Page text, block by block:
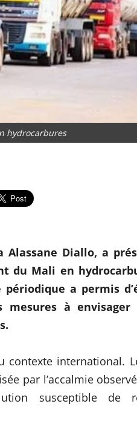
hydrocarbures
Alassane Diallo, a
du Mali en
a permis
mesures à
contexte international.
par l’accalmie
susceptible de